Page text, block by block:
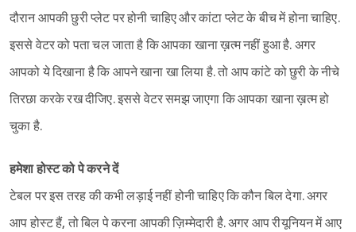
दौरान आपकी छुरी प्लेट पर होनी चाहिए और कांटा प्लेट के बीच में होना चाहिए.
इससे वेटर को पता चल जाता है कि आपका खाना ख़त्म नहीं हुआ है. अगर
आपको ये दिखाना है कि आपने खाना खा लिया है. तो आप कांटे को छुरी के नीचे
तिरछा करके रख दीजिए. इससे वेटर समझ जाएगा कि आपका खाना ख़त्म हो
चुका है.
हमेशा होस्ट को पे करने दें
टेबल पर इस तरह की कभी लड़ाई नहीं होनी चाहिए कि कौन बिल देगा. अगर
आप होस्ट हैं, तो बिल पे करना आपकी ज़िम्मेदारी है. अगर आप रीयूनियन में आए